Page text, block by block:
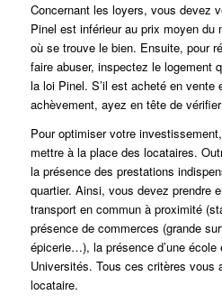
Concernant les loyers, vous devez
Pinel est inférieur au prix moyen du
où se trouve le bien. Ensuite, pour
faire abuser, inspectez le logement
la loi Pinel. S’il est acheté en vente
achèvement, ayez en tête de
Pour optimiser votre
mettre à la place des locataires.
la présence des prestations
quartier. Ainsi, vous devez prendre
transport en commun à proximité
présence de commerces (grande
épicerie…), la présence d’une école
Universités. Tous ces critères vous
locataire.